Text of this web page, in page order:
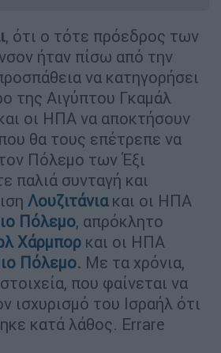
, ότι ο τότε πρόεδρος των
ήταν πίσω από την
να κατηγορήσει
της Αιγύπτου Γκαμάλ
οι ΗΠΑ να αποκτήσουν
θα τους επέτρεπε να
Πόλεμο των Έξι
παλιά συνταγή και
Λουζιτάνια και οι ΗΠΑ
Πόλεμο, απρόκλητο
Χάρμπορ και οι ΗΠΑ
Πόλεμο. Με τα χρόνια,
που φαίνεται να
ισχυρισμό του Ισραήλ ότι
κατά λάθος. Errare